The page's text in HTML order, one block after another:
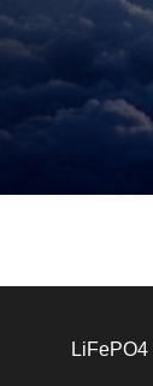
LiFePO4